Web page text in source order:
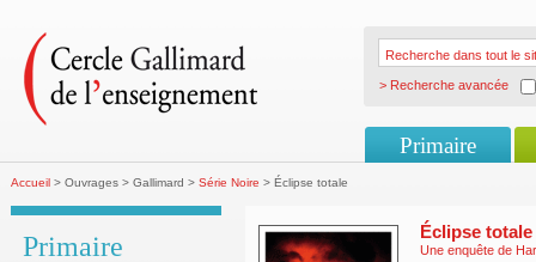
> Recherche avancée
Primaire
Accueil > Ouvrages > Gallimard > Série Noire > Éclipse totale
Primaire Éclipse totale
Une enquête de